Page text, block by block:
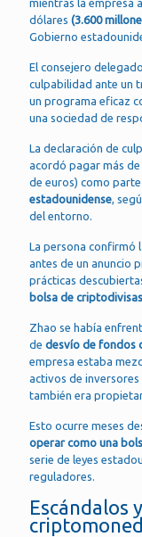
mientras la empresa
dólares (3.600
Gobierno
El consejero
culpabilidad ante un
un programa eficaz
una sociedad de
La declaración de
acordó pagar más de
de euros) como parte
estadounidense,
del entorno.
La persona confirmó
antes de un anuncio
prácticas
bolsa de criptodivisas
Zhao se había
de desvío de fondos
empresa estaba
activos de
también era
Esto ocurre meses
operar como una
serie de leyes
reguladores.
Escándalos